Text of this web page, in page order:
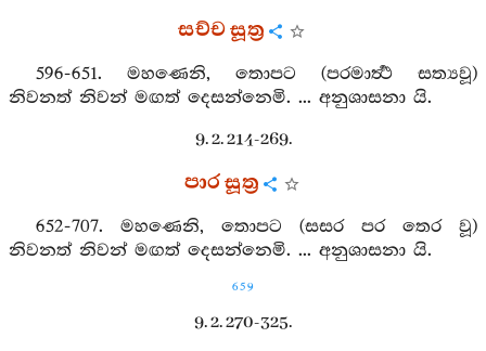
සච්ච සූත්‍ර
596-651. මහණෙනි, තොපට (පරමාර්‍ත්‍ථ සත්‍යවූ)
නිවනත් නිවන් මඟත් දෙසන්නෙමි. ... අනුශාසනා යි.
9. 2. 214-269.
පාර සූත්‍ර
652-707. මහණෙනි, තොපට (සසර පර තෙර වූ)
නිවනත් නිවන් මඟත් දෙසන්නෙමි. ... අනුශාසනා යි.
659
9. 2. 270-325.